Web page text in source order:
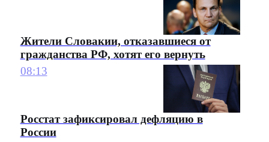
Жители Словакии, отказавшиеся от
гражданства РФ, хотят его вернуть
08:13
Росстат зафиксировал дефляцию в
России